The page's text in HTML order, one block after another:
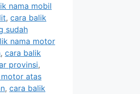
nama mobil
, cara balik
sudah
nama motor
, cara balik
provinsi,
atas
, cara balik